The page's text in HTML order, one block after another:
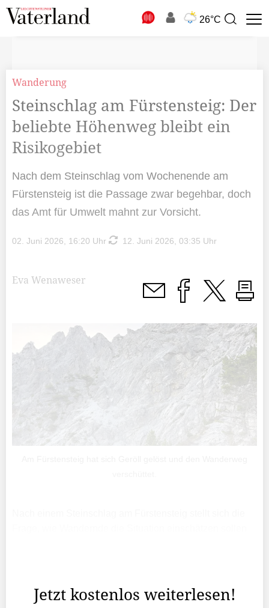
26°C
Suchbegriff
Wanderung
Steinschlag am Fürstensteig: Der
beliebte Höhenweg bleibt ein
Risikogebiet
Nach dem Steinschlag vom Wochenende am
Fürstensteig ist die Passage zwar begehbar, doch
das Amt für Umwelt mahnt zur Vorsicht.
02. Juni 2026, 16:20 Uhr 12. Juni 2026, 03:35 Uhr
Eva Wenaweser
Jetzt kostenlos weiterlesen!